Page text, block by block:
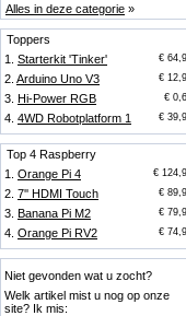
Alles in deze categorie »
Toppers
1. Starterkit 'Tinker' €
2. Arduino Uno V3 €
3. Hi-Power RGB €
4. 4WD Robotplatform 1 €
Top 4 Raspberry
1. Orange Pi 4 €
2. 7'' HDMI Touch €
3. Banana Pi M2 €
4. Orange Pi RV2 €
Niet gevonden wat u zocht?
Welk artikel mist u nog op onze
site? Ik mis: